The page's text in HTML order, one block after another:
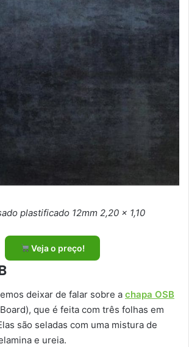
plastificado 12mm 2,20 x 1,10
Veja o preço!
deixar de falar sobre a chapa OSB
que é feita com três folhas em
são seladas com uma mistura de
e ureia.